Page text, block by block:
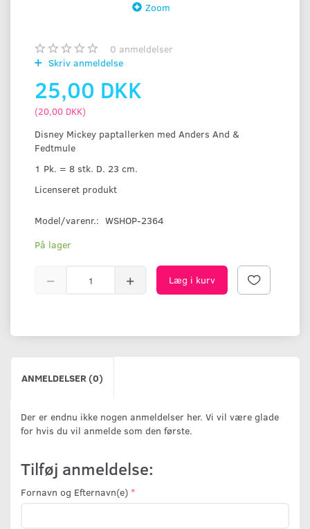
Zoom
0 anmeldelser
Skriv anmeldelse
25,00 DKK
(20,00 DKK)
Disney Mickey paptallerken med Anders And &
Fedtmule
1 Pk. = 8 stk. D. 23 cm.
Licenseret produkt
Model/varenr.: WSHOP-2364
På lager
Læg i kurv
ANMELDELSER (0)
Der er endnu ikke nogen anmeldelser her. Vi vil være glade
for hvis du vil anmelde som den første.
Tilføj anmeldelse:
Fornavn og Efternavn(e)